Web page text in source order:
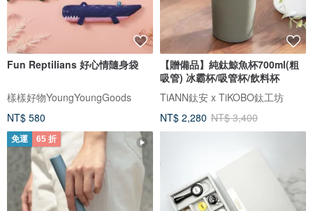
Fun Reptilians 好心情隨身袋
樣樣好物YoungYoungGoods
NT$ 580
【贈備品】純鈦鯨魚杯700ml(粗
吸管) 冰霸杯/吸管杯/飲料杯
TiANN鈦安 x TiKOBO鈦工坊
NT$ 2,280 NT$ 3,400
免運 65 折